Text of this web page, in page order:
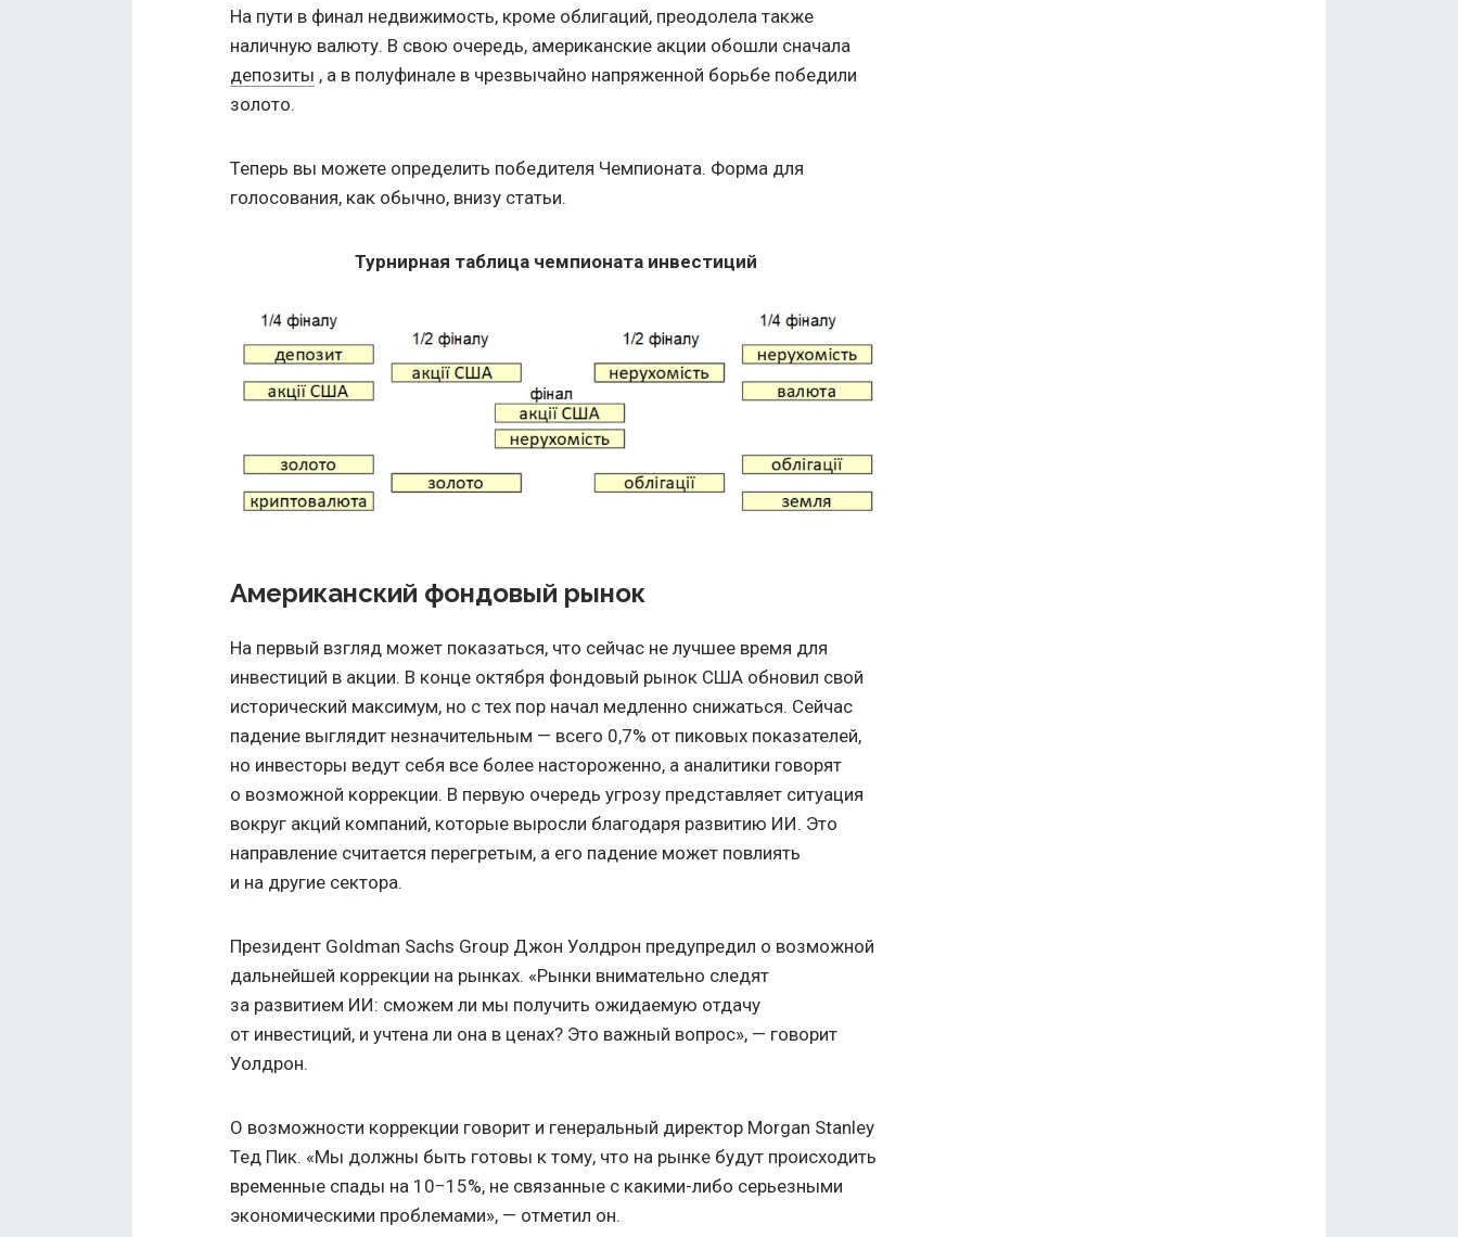
На пути в финал недвижимость, кроме облигаций, преодолела также
наличную валюту. В свою очередь, американские акции обошли сначала
депозиты , а в полуфинале в чрезвычайно напряженной борьбе победили
золото.
Теперь вы можете определить победителя Чемпионата. Форма для
голосования, как обычно, внизу статьи.
Турнирная таблица чемпионата инвестиций
Американский фондовый рынок
На первый взгляд может показаться, что сейчас не лучшее время для
инвестиций в акции. В конце октября фондовый рынок США обновил свой
исторический максимум, но с тех пор начал медленно снижаться. Сейчас
падение выглядит незначительным — всего 0,7% от пиковых показателей,
но инвесторы ведут себя все более настороженно, а аналитики говорят
о возможной коррекции. В первую очередь угрозу представляет ситуация
вокруг акций компаний, которые выросли благодаря развитию ИИ. Это
направление считается перегретым, а его падение может повлиять
и на другие сектора.
Президент Goldman Sachs Group Джон Уолдрон предупредил о возможной
дальнейшей коррекции на рынках. «Рынки внимательно следят
за развитием ИИ: сможем ли мы получить ожидаемую отдачу
от инвестиций, и учтена ли она в ценах? Это важный вопрос», — говорит
Уолдрон.
О возможности коррекции говорит и генеральный директор Morgan Stanley
Тед Пик. «Мы должны быть готовы к тому, что на рынке будут происходить
временные спады на 10−15%, не связанные с какими-либо серьезными
экономическими проблемами», — отметил он.